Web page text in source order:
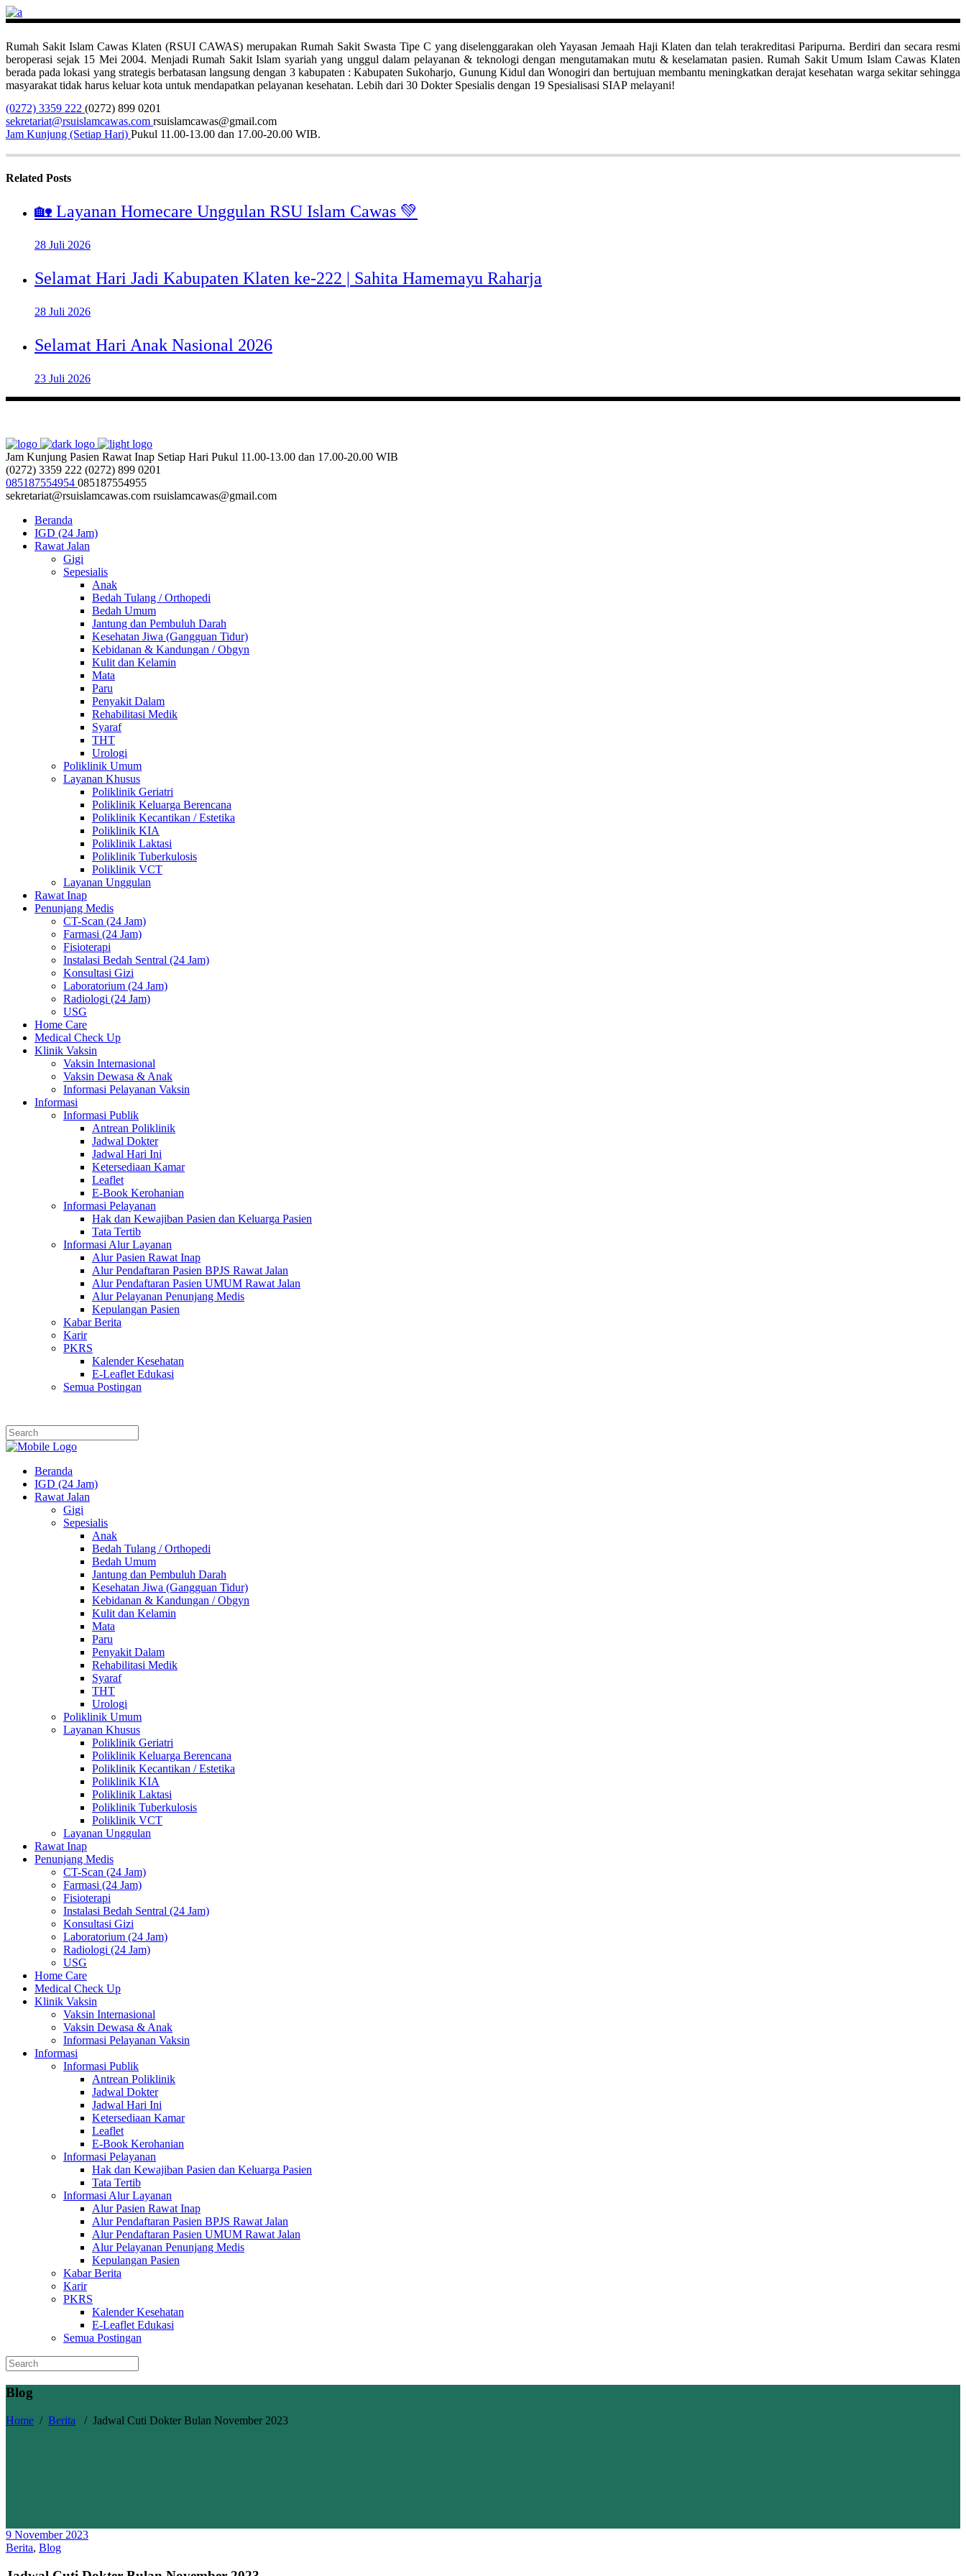
Rumah Sakit Islam Cawas Klaten (RSUI CAWAS) merupakan Rumah Sakit Swasta Tipe C yang diselenggarakan oleh Yayasan Jemaah Haji Klaten dan telah terakreditasi Paripurna. Berdiri dan secara resmi
beroperasi sejak 15 Mei 2004. Menjadi Rumah Sakit Islam syariah yang unggul dalam pelayanan & teknologi dengan mengutamakan mutu & keselamatan pasien. Rumah Sakit Umum Islam Cawas Klaten
berada pada lokasi yang strategis berbatasan langsung dengan 3 kabupaten : Kabupaten Sukoharjo, Gunung Kidul dan Wonogiri dan bertujuan membantu meningkatkan derajat kesehatan warga sekitar sehingga
masyarakat tidak harus keluar kota untuk mendapatkan pelayanan kesehatan. Lebih dari 30 Dokter Spesialis dengan 19 Spesialisasi SIAP melayani!
(0272) 3359 222 (0272) 899 0201
sekretariat@rsuislamcawas.com rsuislamcawas@gmail.com
Jam Kunjung (Setiap Hari) Pukul 11.00-13.00 dan 17.00-20.00 WIB.
Related Posts
🏡 Layanan Homecare Unggulan RSU Islam Cawas 💚
28 Juli 2026
Selamat Hari Jadi Kabupaten Klaten ke-222 | Sahita Hamemayu Raharja
28 Juli 2026
Selamat Hari Anak Nasional 2026
23 Juli 2026
Jam Kunjung Pasien Rawat Inap Setiap Hari Pukul 11.00-13.00 dan 17.00-20.00 WIB
(0272) 3359 222 (0272) 899 0201
085187554954 085187554955
sekretariat@rsuislamcawas.com rsuislamcawas@gmail.com
Beranda
IGD (24 Jam)
Rawat Jalan
Gigi
Sepesialis
Anak
Bedah Tulang / Orthopedi
Bedah Umum
Jantung dan Pembuluh Darah
Kesehatan Jiwa (Gangguan Tidur)
Kebidanan & Kandungan / Obgyn
Kulit dan Kelamin
Mata
Paru
Penyakit Dalam
Rehabilitasi Medik
Syaraf
THT
Urologi
Poliklinik Umum
Layanan Khusus
Poliklinik Geriatri
Poliklinik Keluarga Berencana
Poliklinik Kecantikan / Estetika
Poliklinik KIA
Poliklinik Laktasi
Poliklinik Tuberkulosis
Poliklinik VCT
Layanan Unggulan
Rawat Inap
Penunjang Medis
CT-Scan (24 Jam)
Farmasi (24 Jam)
Fisioterapi
Instalasi Bedah Sentral (24 Jam)
Konsultasi Gizi
Laboratorium (24 Jam)
Radiologi (24 Jam)
USG
Home Care
Medical Check Up
Klinik Vaksin
Vaksin Internasional
Vaksin Dewasa & Anak
Informasi Pelayanan Vaksin
Informasi
Informasi Publik
Antrean Poliklinik
Jadwal Dokter
Jadwal Hari Ini
Ketersediaan Kamar
Leaflet
E-Book Kerohanian
Informasi Pelayanan
Hak dan Kewajiban Pasien dan Keluarga Pasien
Tata Tertib
Informasi Alur Layanan
Alur Pasien Rawat Inap
Alur Pendaftaran Pasien BPJS Rawat Jalan
Alur Pendaftaran Pasien UMUM Rawat Jalan
Alur Pelayanan Penunjang Medis
Kepulangan Pasien
Kabar Berita
Karir
PKRS
Kalender Kesehatan
E-Leaflet Edukasi
Semua Postingan
Beranda
IGD (24 Jam)
Rawat Jalan
Gigi
Sepesialis
Anak
Bedah Tulang / Orthopedi
Bedah Umum
Jantung dan Pembuluh Darah
Kesehatan Jiwa (Gangguan Tidur)
Kebidanan & Kandungan / Obgyn
Kulit dan Kelamin
Mata
Paru
Penyakit Dalam
Rehabilitasi Medik
Syaraf
THT
Urologi
Poliklinik Umum
Layanan Khusus
Poliklinik Geriatri
Poliklinik Keluarga Berencana
Poliklinik Kecantikan / Estetika
Poliklinik KIA
Poliklinik Laktasi
Poliklinik Tuberkulosis
Poliklinik VCT
Layanan Unggulan
Rawat Inap
Penunjang Medis
CT-Scan (24 Jam)
Farmasi (24 Jam)
Fisioterapi
Instalasi Bedah Sentral (24 Jam)
Konsultasi Gizi
Laboratorium (24 Jam)
Radiologi (24 Jam)
USG
Home Care
Medical Check Up
Klinik Vaksin
Vaksin Internasional
Vaksin Dewasa & Anak
Informasi Pelayanan Vaksin
Informasi
Informasi Publik
Antrean Poliklinik
Jadwal Dokter
Jadwal Hari Ini
Ketersediaan Kamar
Leaflet
E-Book Kerohanian
Informasi Pelayanan
Hak dan Kewajiban Pasien dan Keluarga Pasien
Tata Tertib
Informasi Alur Layanan
Alur Pasien Rawat Inap
Alur Pendaftaran Pasien BPJS Rawat Jalan
Alur Pendaftaran Pasien UMUM Rawat Jalan
Alur Pelayanan Penunjang Medis
Kepulangan Pasien
Kabar Berita
Karir
PKRS
Kalender Kesehatan
E-Leaflet Edukasi
Semua Postingan
Blog
Home / Berita / Jadwal Cuti Dokter Bulan November 2023
9 November 2023
Berita, Blog